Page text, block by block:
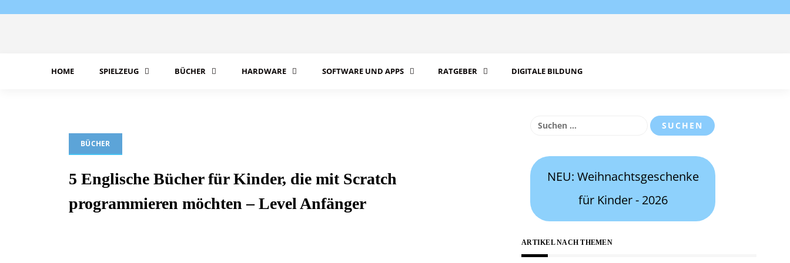
HOME SPIELZEUG BÜCHER HARDWARE SOFTWARE UND APPS RATGEBER DIGITALE BILDUNG
BÜCHER
5 Englische Bücher für Kinder, die mit Scratch
programmieren möchten – Level Anfänger
Suchen
NEU: Weihnachtsgeschenke
für Kinder - 2026
ARTIKEL NACH THEMEN